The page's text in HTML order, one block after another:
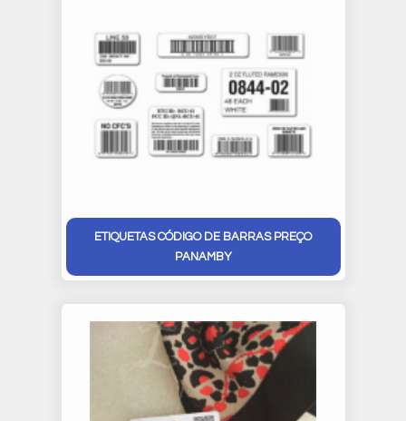
ETIQUETAS CÓDIGO DE BARRAS PREÇO
PANAMBY